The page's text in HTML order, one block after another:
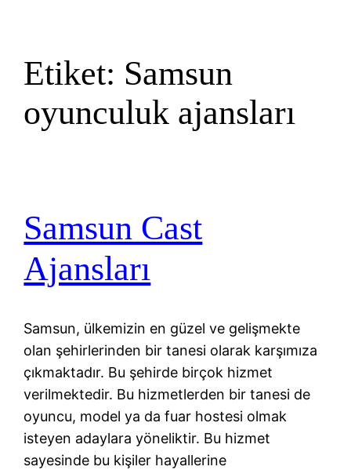
Etiket: Samsun
oyunculuk ajansları
Samsun Cast
Ajansları
Samsun, ülkemizin en güzel ve gelişmekte
olan şehirlerinden bir tanesi olarak karşımıza
çıkmaktadır. Bu şehirde birçok hizmet
verilmektedir. Bu hizmetlerden bir tanesi de
oyuncu, model ya da fuar hostesi olmak
isteyen adaylara yöneliktir. Bu hizmet
sayesinde bu kişiler hayallerine